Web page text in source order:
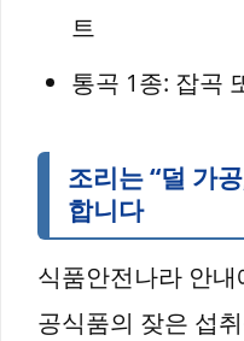
트
통곡 1종: 잡곡
조리는 “덜 가
합니다
식품안전나라 안
공식품의 잦은 섭